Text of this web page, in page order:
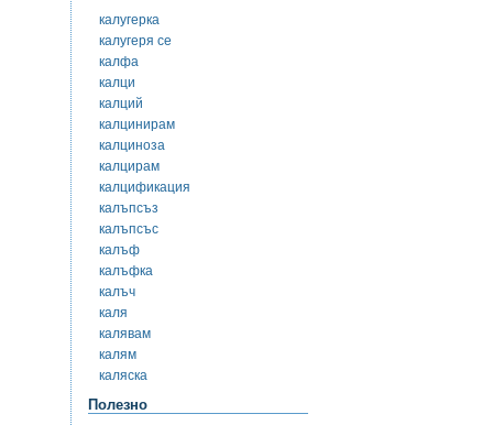
калугерка
калугеря се
калфа
калци
калций
калцинирам
калциноза
калцирам
калцификация
калъпсъз
калъпсъс
калъф
калъфка
калъч
каля
калявам
калям
каляска
Полезно